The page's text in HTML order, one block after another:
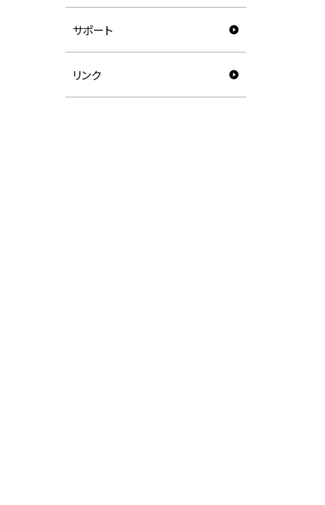
サポート
リンク